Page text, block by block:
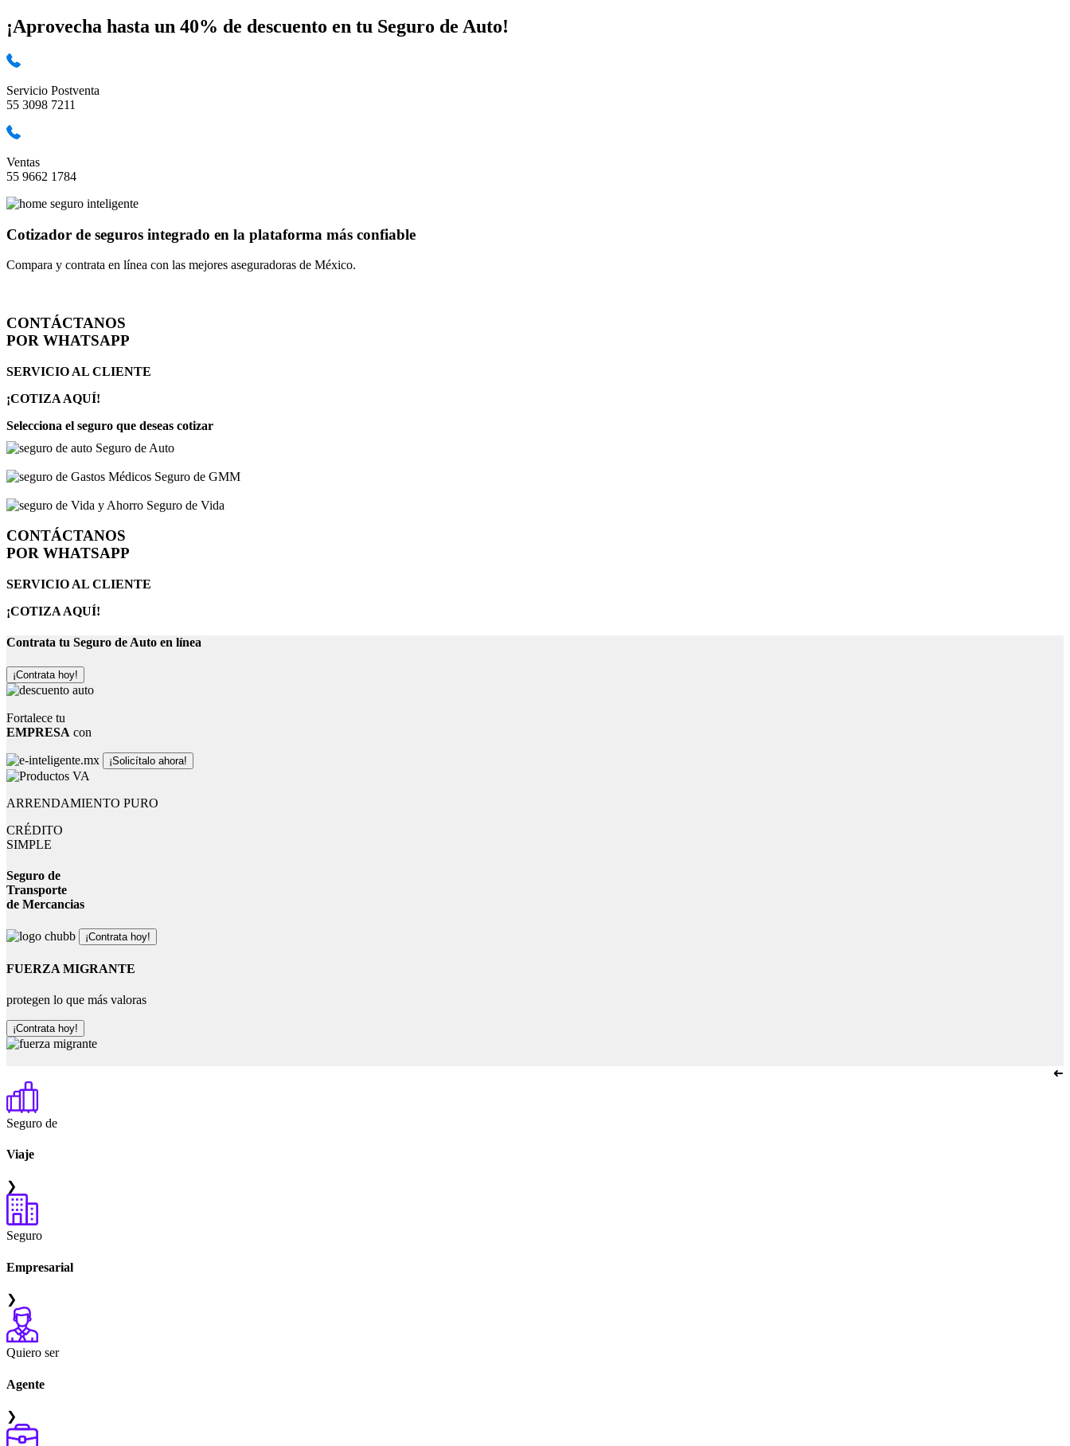
¡Aprovecha hasta un 40% de descuento en tu Seguro de Auto!
Servicio Postventa
55 3098 7211
Ventas
55 9662 1784
Cotizador de seguros integrado en la plataforma más confiable
Compara y contrata en línea con las mejores aseguradoras de México.
CONTÁCTANOS
POR WHATSAPP
SERVICIO AL CLIENTE
¡COTIZA AQUÍ!
Selecciona el seguro que deseas cotizar
Seguro de Auto
Seguro de GMM
Seguro de Vida
CONTÁCTANOS
POR WHATSAPP
SERVICIO AL CLIENTE
¡COTIZA AQUÍ!
Contrata tu Seguro de Auto en línea
¡Contrata hoy!
Fortalece tu
EMPRESA con
¡Solicítalo ahora!
ARRENDAMIENTO PURO
CRÉDITO
SIMPLE
Seguro de
Transporte
de Mercancias
¡Contrata hoy!
FUERZA MIGRANTE
protegen lo que más valoras
¡Contrata hoy!
➜
Seguro de
Viaje
❯
Seguro
Empresarial
❯
Quiero ser
Agente
❯